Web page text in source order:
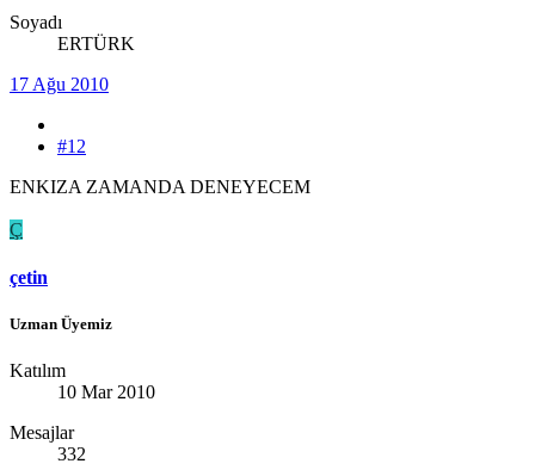
Soyadı
ERTÜRK
17 Ağu 2010
#12
ENKIZA ZAMANDA DENEYECEM
Ç
çetin
Uzman Üyemiz
Katılım
10 Mar 2010
Mesajlar
332